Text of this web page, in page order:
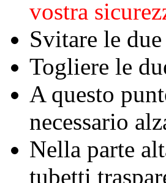
vostra
Svitare le
Togliere le
A questo
necessario
Nella parte
tubetti